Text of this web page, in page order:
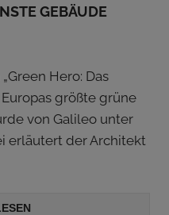
GEBÄUDE
Hero: Das
größte grüne
von Galileo unter
erläutert der Architekt